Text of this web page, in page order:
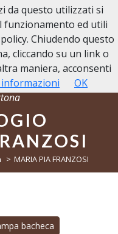
MARIA PIA FRANZOSI
bacheca
da questo utilizzati si
funzionamento ed utili
Chiudendo questo
cliccando su un link o
maniera, acconsenti
OK